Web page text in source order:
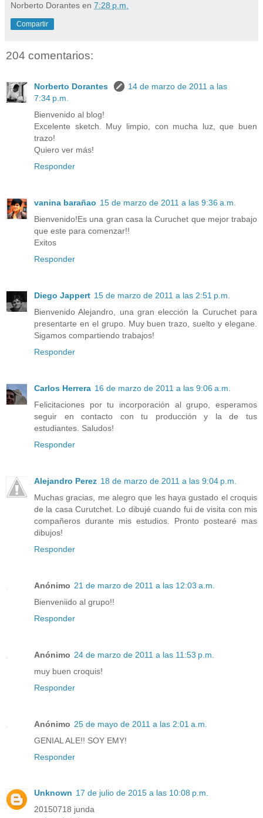
Norberto Dorantes en 7:28 p.m.
Compartir
204 comentarios:
Norberto Dorantes
14 de marzo de 2011 a las
7:34 p.m.
Bienvenido al blog!
Excelente sketch. Muy limpio, con mucha luz, que buen
trazo!
Quiero ver más!
Responder
vanina barañao 15 de marzo de 2011 a las 9:36 a.m.
Bienvenido!Es una gran casa la Curuchet que mejor trabajo
que este para comenzar!!
Exitos
Responder
Diego Jappert 15 de marzo de 2011 a las 2:51 p.m.
Bienvenido Alejandro, una gran elección la Curuchet para
presentarte en el grupo. Muy buen trazo, suelto y elegane.
Sigamos compartiendo trabajos!
Responder
Carlos Herrera 16 de marzo de 2011 a las 9:06 a.m.
Felicitaciones por tu incorporación al grupo, esperamos
seguir en contacto con tu producción y la de tus
estudiantes. Saludos!
Responder
Alejandro Perez 18 de marzo de 2011 a las 9:04 p.m.
Muchas gracias, me alegro que les haya gustado el croquis
de la casa Curutchet. Lo dibujé cuando fui de visita con mis
compañeros durante mis estudios. Pronto postearé mas
dibujos!
Responder
Anónimo 21 de marzo de 2011 a las 12:03 a.m.
Bienveniido al grupo!!
Responder
Anónimo 24 de marzo de 2011 a las 11:53 p.m.
muy buen croquis!
Responder
Anónimo 25 de mayo de 2011 a las 2:01 a.m.
GENIAL ALE!! SOY EMY!
Responder
Unknown 17 de julio de 2015 a las 10:08 p.m.
20150718 junda